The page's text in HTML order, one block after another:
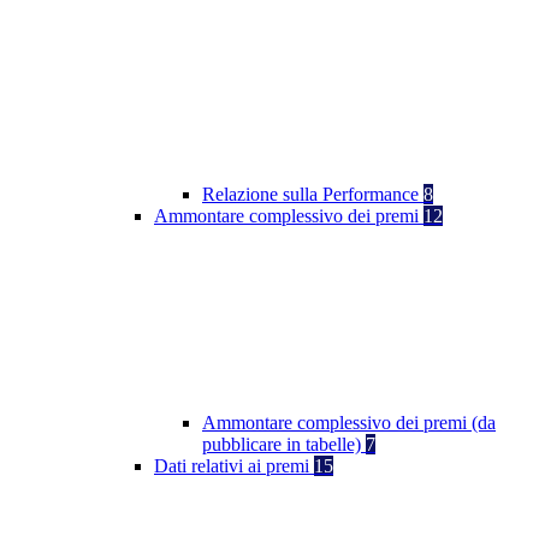
Relazione sulla Performance 8
Ammontare complessivo dei premi 12
Ammontare complessivo dei premi (da
pubblicare in tabelle) 7
Dati relativi ai premi 15